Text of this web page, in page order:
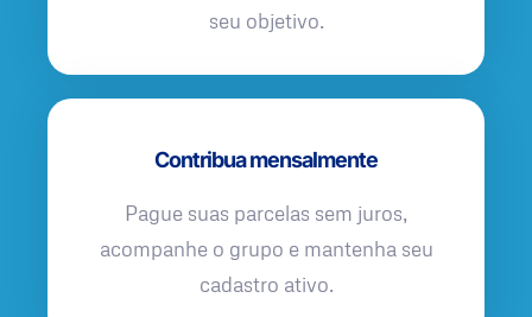
seu objetivo.
Contribua mensalmente
Pague suas parcelas sem juros,
acompanhe o grupo e mantenha seu
cadastro ativo.